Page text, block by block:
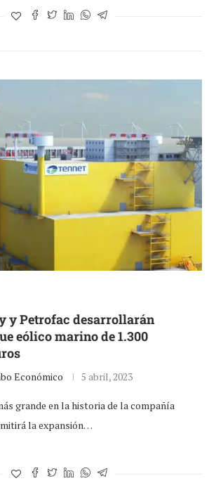
y Petrofac desarrollarán
eólico marino de 1.300
Económico 5 abril, 2023
grande en la historia de la compañía
la expansión…